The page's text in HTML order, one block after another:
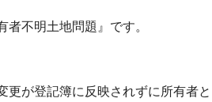
不明土地問題』です。
更が登記簿に反映されずに所有者と